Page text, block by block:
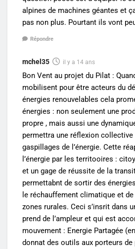
alpines de machines géantes et
pas non plus. Pourtant ils vont
Répondre
mchel35 il y a 14 ans
Bon Vent au projet du Pilat :
mobilisent pour être acteurs du
énergies renouvelables cela
énergies : non seulement une
propre , mais aussi une
permettra une réflexion
gaspillages de l’énergie. Cette
l’énergie par les territooires :
et un gage de réussite de la
permettabnt de sortir des
le réchauffement climatique et
zones rurales. Ceci s’insrit dans
prend de l’ampleur et qui est
mouvement : Energie Partagée
donnat des outils aux porteurs